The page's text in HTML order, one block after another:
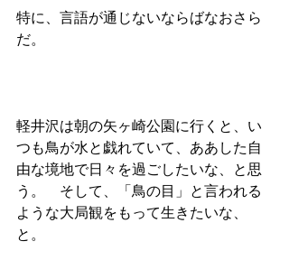
特に、言語が通じないならばなおさら
だ。
軽井沢は朝の矢ヶ崎公園に行くと、い
つも鳥が水と戯れていて、ああした自
由な境地で日々を過ごしたいな、と思
う。　そして、「鳥の目」と言われる
ような大局観をもって生きたいな、
と。